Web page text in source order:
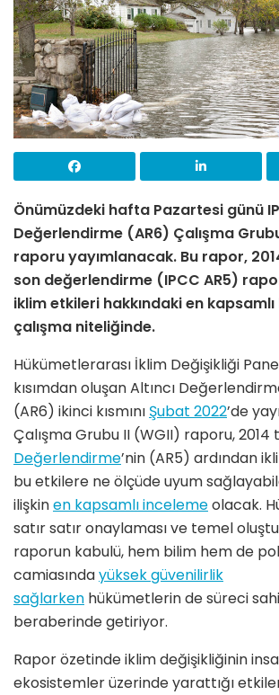
Önümüzdeki hafta Pazartesi günü
Değerlendirme (AR6) Çalışma
raporu yayımlanacak. Bu rapor,
son değerlendirme (IPCC AR5)
iklim etkileri hakkındaki en
çalışma niteliğinde.
Hükümetlerarası İklim Değişikliği
kısımdan oluşan Altıncı
(AR6) ikinci kısmını Şubat 2022’de
Çalışma Grubu II (WGII) raporu, 2014
Değerlendirme’nin (AR5) ardından
bu etkilere ne ölçüde uyum
ilişkinen kapsamlı incelemeolacak.
satır satır onaylaması ve temel
raporun kabulü, hem bilim hem de
camiasındayüksek güvenilirlik
sağlarken hükümetlerin de süreci
beraberinde getiriyor.
Rapor özetinde iklim değişikliğinin
ekosistemler üzerinde yarattığı